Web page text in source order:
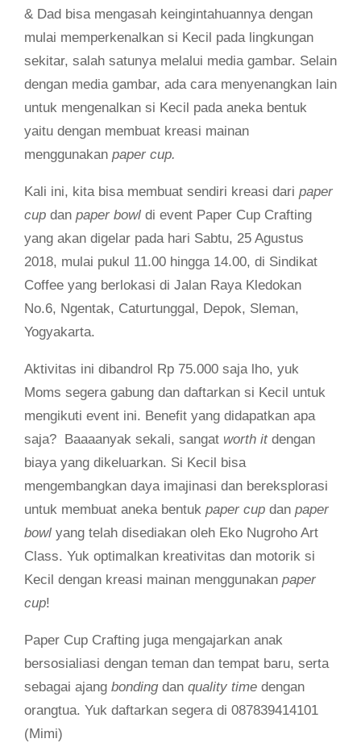
& Dad bisa mengasah keingintahuannya dengan
mulai memperkenalkan si Kecil pada lingkungan
sekitar, salah satunya melalui media gambar. Selain
dengan media gambar, ada cara menyenangkan lain
untuk mengenalkan si Kecil pada aneka bentuk
yaitu dengan membuat kreasi mainan
menggunakan paper cup.
Kali ini, kita bisa membuat sendiri kreasi dari paper
cup dan paper bowl di event Paper Cup Crafting
yang akan digelar pada hari Sabtu, 25 Agustus
2018, mulai pukul 11.00 hingga 14.00, di Sindikat
Coffee yang berlokasi di Jalan Raya Kledokan
No.6, Ngentak, Caturtunggal, Depok, Sleman,
Yogyakarta.
Aktivitas ini dibandrol Rp 75.000 saja lho, yuk
Moms segera gabung dan daftarkan si Kecil untuk
mengikuti event ini. Benefit yang didapatkan apa
saja? Baaaanyak sekali, sangat worth itdengan
biaya yang dikeluarkan. Si Kecil bisa
mengembangkan daya imajinasi dan bereksplorasi
untuk membuat aneka bentuk paper cup dan paper
bowl yang telah disediakan oleh Eko Nugroho Art
Class. Yuk optimalkan kreativitas dan motorik si
Kecil dengan kreasi mainan menggunakan paper
cup!
Paper Cup Crafting juga mengajarkan anak
bersosialiasi dengan teman dan tempat baru, serta
sebagai ajang bondingdan quality time dengan
orangtua. Yuk daftarkan segera di 087839414101
(Mimi)